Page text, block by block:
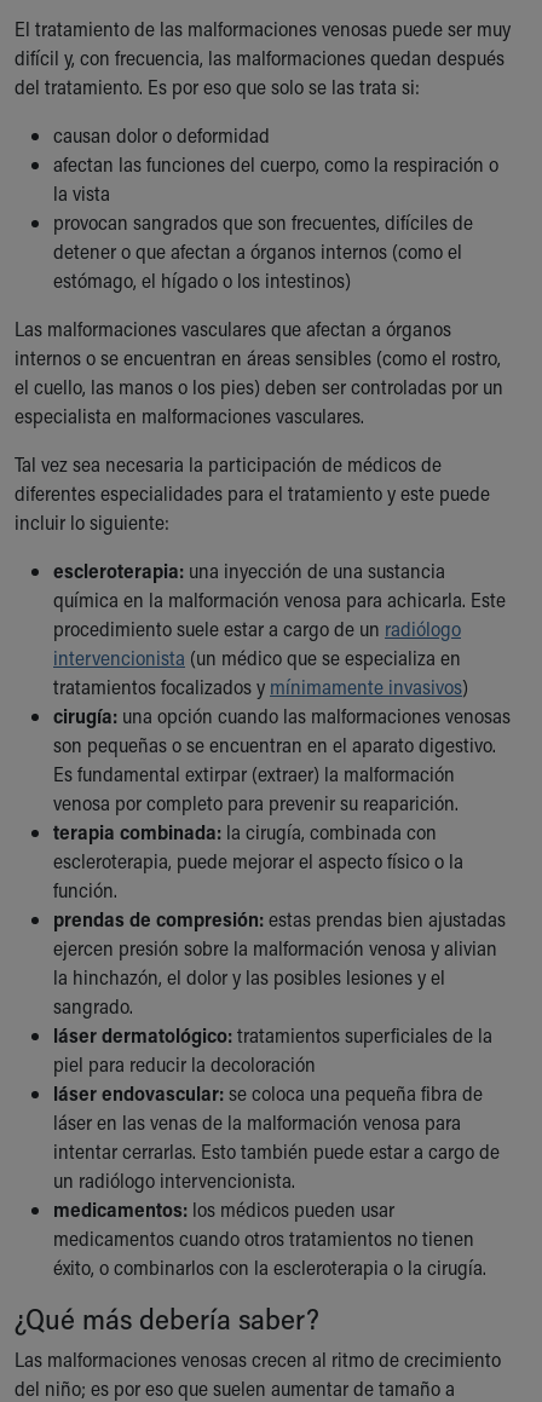
El tratamiento de las malformaciones venosas puede ser muy
difícil y, con frecuencia, las malformaciones quedan después
del tratamiento. Es por eso que solo se las trata si:
causan dolor o deformidad
afectan las funciones del cuerpo, como la respiración o
la vista
provocan sangrados que son frecuentes, difíciles de
detener o que afectan a órganos internos (como el
estómago, el hígado o los intestinos)
Las malformaciones vasculares que afectan a órganos
internos o se encuentran en áreas sensibles (como el rostro,
el cuello, las manos o los pies) deben ser controladas por un
especialista en malformaciones vasculares.
Tal vez sea necesaria la participación de médicos de
diferentes especialidades para el tratamiento y este puede
incluir lo siguiente:
escleroterapia: una inyección de una sustancia
química en la malformación venosa para achicarla. Este
procedimiento suele estar a cargo de un radiólogo
intervencionista (un médico que se especializa en
tratamientos focalizados y mínimamente invasivos)
cirugía: una opción cuando las malformaciones venosas
son pequeñas o se encuentran en el aparato digestivo.
Es fundamental extirpar (extraer) la malformación
venosa por completo para prevenir su reaparición.
terapia combinada: la cirugía, combinada con
escleroterapia, puede mejorar el aspecto físico o la
función.
prendas de compresión:estas prendas bien ajustadas
ejercen presión sobre la malformación venosa y alivian
la hinchazón, el dolor y las posibles lesiones y el
sangrado.
láser dermatológico:tratamientos superficiales de la
piel para reducir la decoloración
láser endovascular:se coloca una pequeña fibra de
láser en las venas de la malformación venosa para
intentar cerrarlas. Esto también puede estar a cargo de
un radiólogo intervencionista.
medicamentos: los médicos pueden usar
medicamentos cuando otros tratamientos no tienen
éxito, o combinarlos con la escleroterapia o la cirugía.
¿Qué más debería saber?
Las malformaciones venosas crecen al ritmo de crecimiento
del niño; es por eso que suelen aumentar de tamaño a